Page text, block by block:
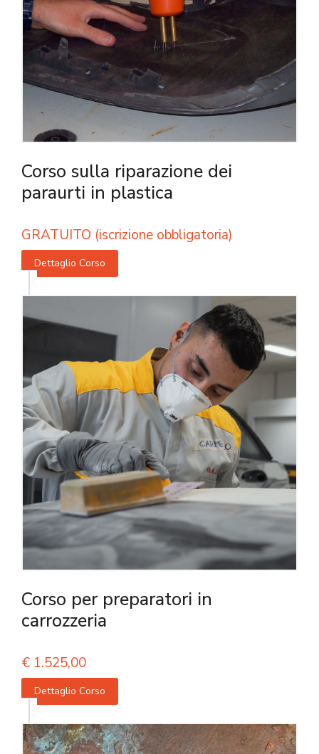
Corso sulla riparazione dei
paraurti in plastica
GRATUITO (iscrizione obbligatoria)
Dettaglio Corso
Corso per preparatori in
carrozzeria
€ 1.525,00
Dettaglio Corso